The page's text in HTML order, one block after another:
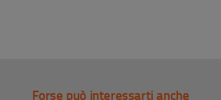
Forse può interessarti anche